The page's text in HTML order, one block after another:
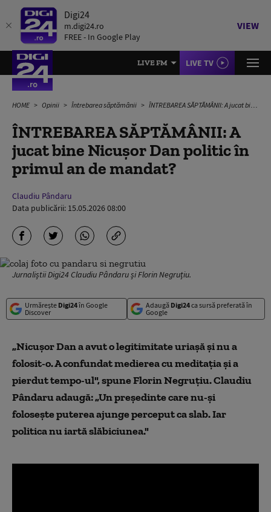
Digi24
m.digi24.ro
FREE - In Google Play
VIEW
LIVE FM LIVE TV
HOME Opinii Întrebarea săptămânii ÎNTREBAREA SĂPTĂMÂNII: A jucat bine Nicușor Dan politic în primul an de mandat?
ÎNTREBAREA SĂPTĂMÂNII: A
jucat bine Nicușor Dan politic în
primul an de mandat?
Claudiu Pândaru
Data publicării: 15.05.2026 08:00
Jurnaliștii Digi24 Claudiu Pândaru și Florin Negruțiu.
Urmărește Digi24în Google
Discover
Adaugă Digi24ca sursă preferată în
Google
„Nicușor Dan a avut o legitimitate uriașă și nu a
folosit-o. A confundat medierea cu meditația și a
pierdut tempo-ul", spune Florin Negruțiu. Claudiu
Pândaru adaugă: „Un președinte care nu-și
folosește puterea ajunge perceput ca slab. Iar
politica nu iartă slăbiciunea."